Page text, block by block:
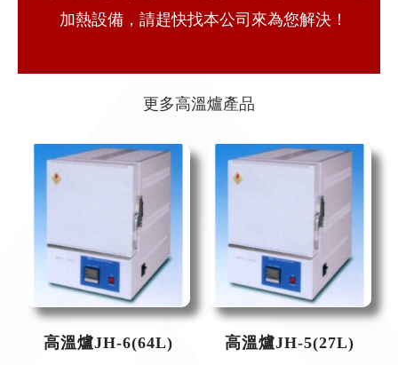
加熱設備，請趕快找本公司來為您解決！
更多高溫爐產品
高溫爐JH-6(64L) 高溫爐JH-5(27L)